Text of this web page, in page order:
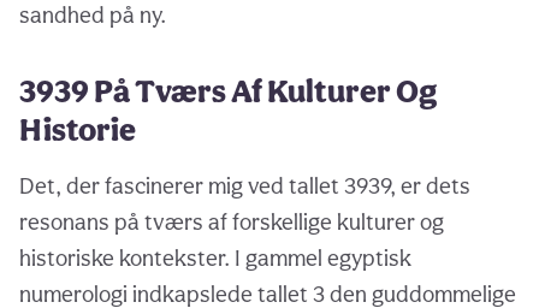
sandhed på ny.
3939 På Tværs Af Kulturer Og
Historie
Det, der fascinerer mig ved tallet 3939, er dets
resonans på tværs af forskellige kulturer og
historiske kontekster. I gammel egyptisk
numerologi indkapslede tallet 3 den guddommelige